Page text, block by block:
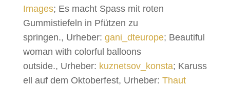
Images; Es macht Spass mit roten
Gummistiefeln in Pfützen zu
springen., Urheber: gani_dteurope; Beautiful
woman with colorful balloons
outside., Urheber: kuznetsov_konsta; Karuss
ell auf dem Oktoberfest, Urheber: Thaut